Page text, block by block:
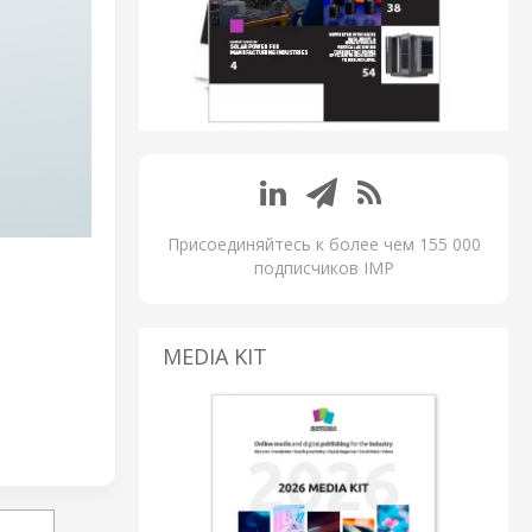
Присоединяйтесь к более чем 155 000
подписчиков IMP
MEDIA KIT